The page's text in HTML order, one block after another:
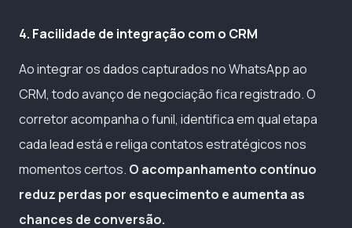
4. Facilidade de integração com o CRM
Ao integrar os dados capturados no WhatsApp ao
CRM, todo avanço de negociação fica registrado. O
corretor acompanha o funil, identifica em qual etapa
cada lead está e religa contatos estratégicos nos
momentos certos. O acompanhamento contínuo
reduz perdas por esquecimento e aumenta as
chances de conversão.